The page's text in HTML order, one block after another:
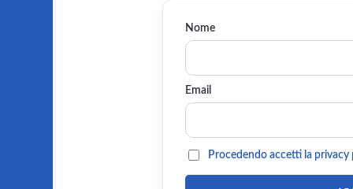
Nome
Email
Procedendo accetti la privacy